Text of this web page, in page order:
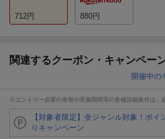
712円 880円
関連するクーポン・キャンペー
開催中の
※エントリー必要の有無や実施期間等の各種詳細条件は、
【対象者限定】全ジャンル対象！ポ
りキャンペーン